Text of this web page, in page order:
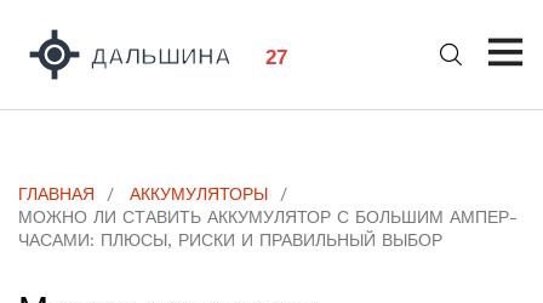
ГЛАВНАЯ
АККУМУЛЯТОРЫ
МОЖНО ЛИ СТАВИТЬ АККУМУЛЯТОР С БОЛЬШИМ АМПЕР-
ЧАСАМИ: ПЛЮСЫ, РИСКИ И ПРАВИЛЬНЫЙ ВЫБОР